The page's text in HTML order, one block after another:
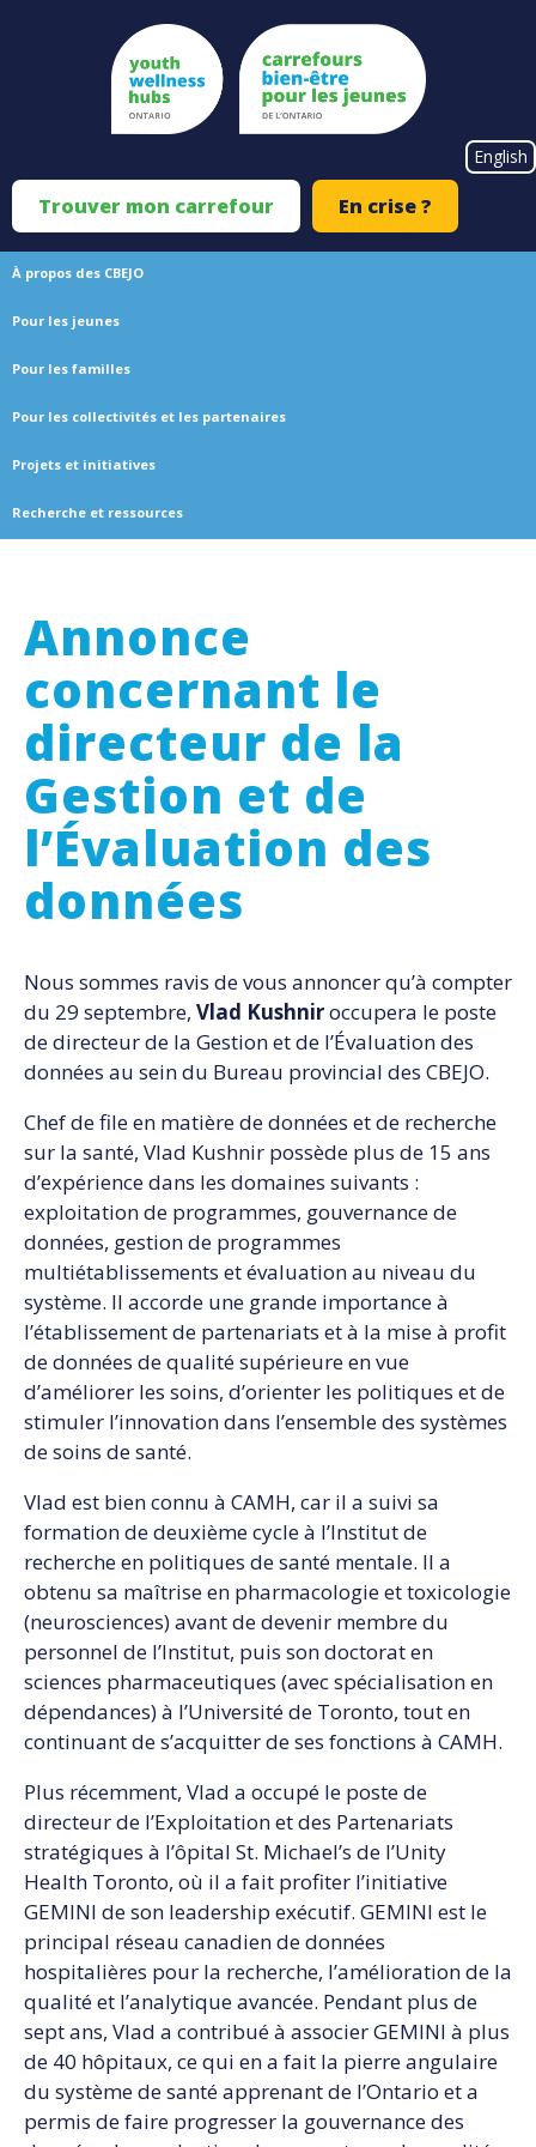
English
Top
Menu
Trouver mon carrefour En crise ?
Main
À propos des CBEJO
Pour les jeunes
Pour les familles
Pour les collectivités et les partenaires
Projets et initiatives
Recherche et ressources
Annonce
concernant le
directeur de la
Gestion et de
l’Évaluation des
données
Nous sommes ravis de vous annoncer qu’à compter
du 29 septembre, Vlad Kushniroccupera le poste
de directeur de la Gestion et de l’Évaluation des
données au sein du Bureau provincial des CBEJO.
Chef de file en matière de données et de recherche
sur la santé, Vlad Kushnir possède plus de 15 ans
d’expérience dans les domaines suivants :
exploitation de programmes, gouvernance de
données, gestion de programmes
multiétablissements et évaluation au niveau du
système. Il accorde une grande importance à
l’établissement de partenariats et à la mise à profit
de données de qualité supérieure en vue
d’améliorer les soins, d’orienter les politiques et de
stimuler l’innovation dans l’ensemble des systèmes
de soins de santé.
Vlad est bien connu à CAMH, car il a suivi sa
formation de deuxième cycle à l’Institut de
recherche en politiques de santé mentale. Il a
obtenu sa maîtrise en pharmacologie et toxicologie
(neurosciences) avant de devenir membre du
personnel de l’Institut, puis son doctorat en
sciences pharmaceutiques (avec spécialisation en
dépendances) à l’Université de Toronto, tout en
continuant de s’acquitter de ses fonctions à CAMH.
Plus récemment, Vlad a occupé le poste de
directeur de l’Exploitation et des Partenariats
stratégiques à l’ôpital St. Michael’s de l’Unity
Health Toronto, où il a fait profiter l’initiative
GEMINI de son leadership exécutif. GEMINI est le
principal réseau canadien de données
hospitalières pour la recherche, l’amélioration de la
qualité et l’analytique avancée. Pendant plus de
sept ans, Vlad a contribué à associer GEMINI à plus
de 40 hôpitaux, ce qui en a fait la pierre angulaire
du système de santé apprenant de l’Ontario et a
permis de faire progresser la gouvernance des